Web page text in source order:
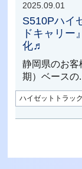
2025.09.01
S510Pハイ
ドキャリー
化♬
静岡県のお客
期）ベースの
ハイゼットトラッ